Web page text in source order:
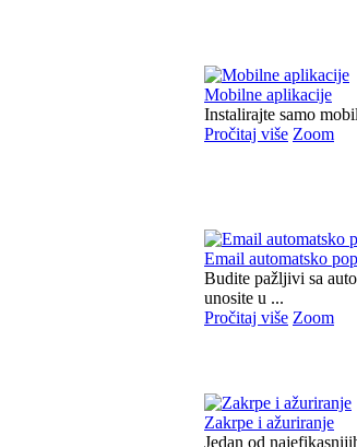
Mobilne aplikacije
Instalirajte samo
Pročitaj više Zoom
Email automatsko
Budite pažljivi sa
unosite u ...
Pročitaj više Zoom
Zakrpe i ažuriranje
Jedan od